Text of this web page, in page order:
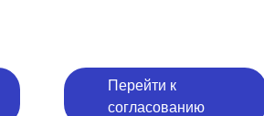
Перейти к
согласованию